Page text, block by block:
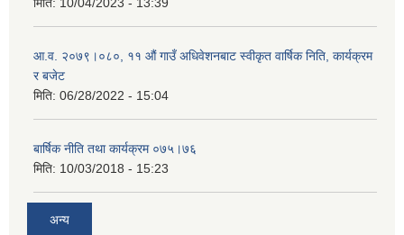
मिति: 10/04/2023 - 13:39
आ.व. २०७९।०८०, ११ औं गाउँ अधिवेशनबाट स्वीकृत वार्षिक निति, कार्यक्रम
र बजेट
मिति: 06/28/2022 - 15:04
बार्षिक नीति तथा कार्यक्रम ०७५।७६
मिति: 10/03/2018 - 15:23
अन्य